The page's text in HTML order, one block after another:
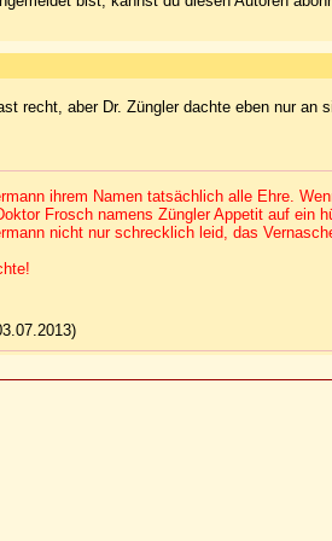
recht, aber Dr. Züngler dachte eben nur
ihrem Namen tatsächlich alle Ehre.
Frosch namens Züngler Appetit auf
nicht nur schrecklich leid, das